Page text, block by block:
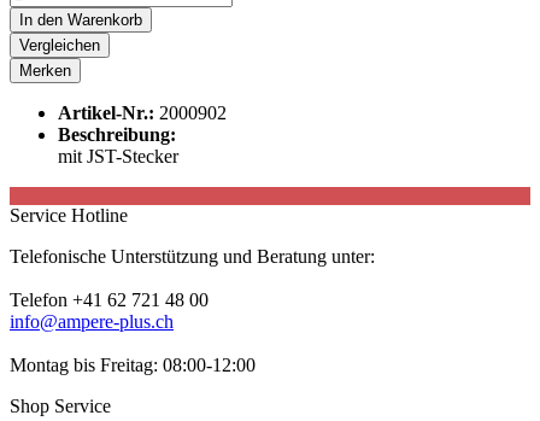
In den Warenkorb
Vergleichen
Merken
Artikel-Nr.: 2000902
Beschreibung:
mit JST-Stecker
Service Hotline
Telefonische Unterstützung und Beratung unter:
Telefon +41 62 721 48 00
info@ampere-plus.ch
Montag bis Freitag: 08:00-12:00
Shop Service